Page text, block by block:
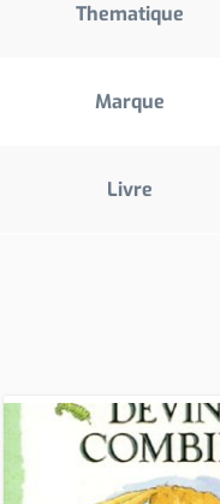
Thematique
Marque
Livre